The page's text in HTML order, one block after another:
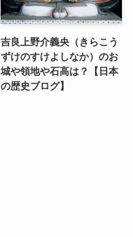
吉良上野介義央（きらこう
ずけのすけよしなか）のお
城や領地や石高は？【日本
の歴史ブログ】